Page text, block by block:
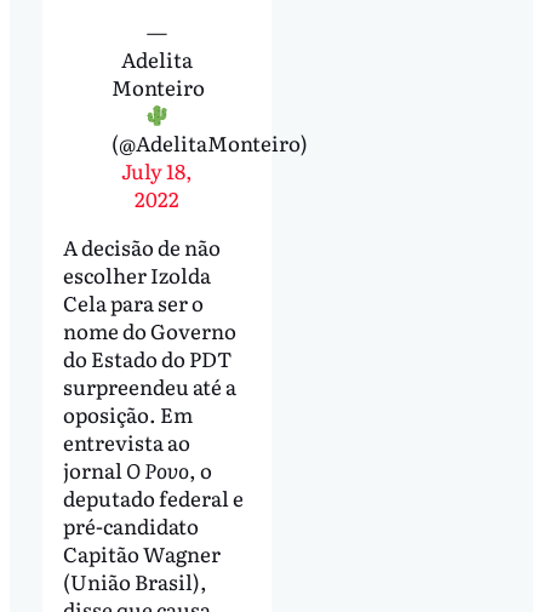
—
Adelita
Monteiro
(@AdelitaMonteiro)
July 18,
2022
A decisão de não
escolher Izolda
Cela para ser o
nome do Governo
do Estado do PDT
surpreendeu até a
oposição. Em
entrevista ao
jornal O Povo, o
deputado federal e
pré-candidato
Capitão Wagner
(União Brasil),